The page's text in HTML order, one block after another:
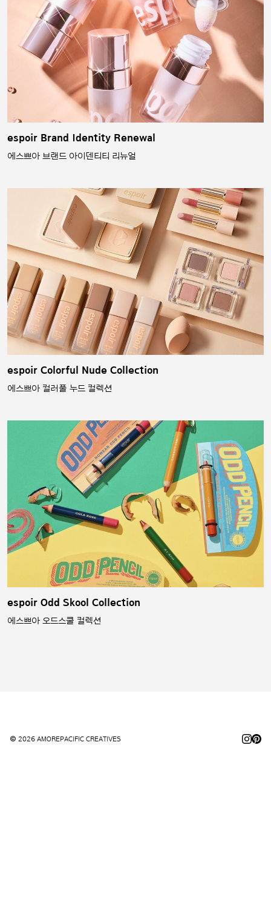
espoir Brand Identity Renewal
에스쁘아 브랜드 아이덴티티 리뉴얼
espoir Colorful Nude Collection
에스쁘아 컬러풀 누드 컬렉션
espoir Odd Skool Collection
에스쁘아 오드스쿨 컬렉션
© 2026 AMOREPACIFIC CREATIVES